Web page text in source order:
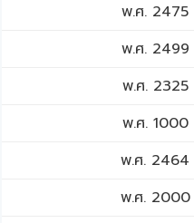
พ.ศ. 2475
พ.ศ.
พ.ศ.
พ.ศ.
พ.ศ. 2464
พ.ศ.